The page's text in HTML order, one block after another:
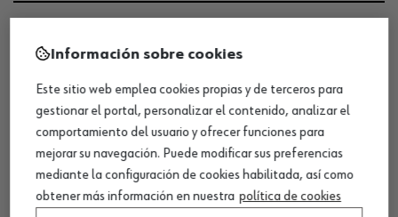
COMUNICACIÓN
WORKINWÜRTH
NUESTROS CERTIFICADOS
Información sobre cookies
Este sitio web emplea cookies propias y de terceros para
gestionar el portal, personalizar el contenido, analizar el
comportamiento del usuario y ofrecer funciones para
mejorar su navegación. Puede modificar sus preferencias
mediante la configuración de cookies habilitada, así como
obtener más información en nuestra política de cookies